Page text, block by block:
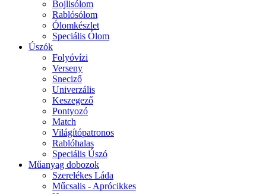
Bojlisólom
Rablósólom
Ólomkészlet
Speciális Ólom
Úszók
Folyóvízi
Verseny
Sneciző
Univerzális
Keszegező
Pontyozó
Match
Világítópatronos
Rablóhalas
Speciális Úszó
Műanyag dobozok
Szerelékes Láda
Műcsalis - Aprócikkes